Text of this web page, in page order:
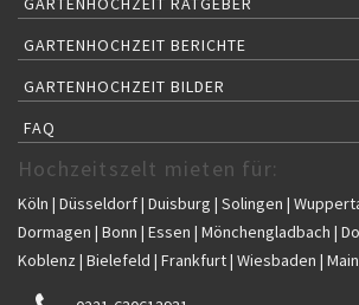
GARTENHOCHZEIT BERICHTE
GARTENHOCHZEIT BILDER
FAQ
Hochzeitszelt mieten für:
Köln | Düsseldorf | Duisburg | Solingen |
Dormagen | Bonn | Essen | Mönchengladbach |
Koblenz | Bielefeld | Frankfurt | Wiesbaden |